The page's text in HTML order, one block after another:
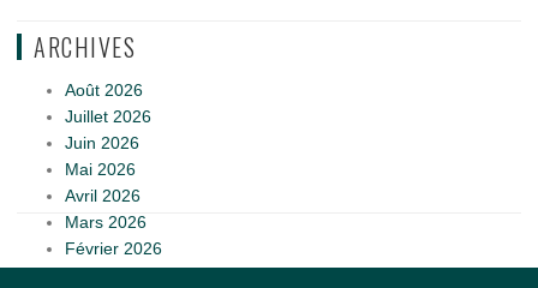
ARCHIVES
Août 2026
Juillet 2026
Juin 2026
Mai 2026
Avril 2026
Mars 2026
Février 2026